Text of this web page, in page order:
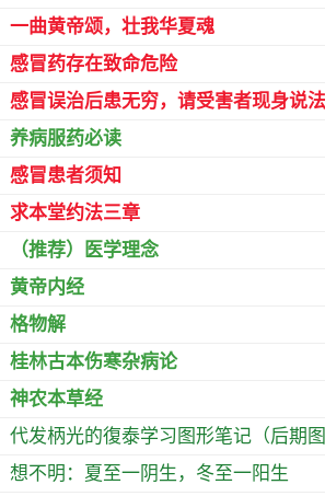
一曲黄帝颂，壮我华夏魂
感冒药存在致命危险
感冒误治后患无穷，请受害者现身说法
养病服药必读
感冒患者须知
求本堂约法三章
（推荐）医学理念
黄帝内经
格物解
桂林古本伤寒杂病论
神农本草经
代发柄光的復泰学习图形笔记（后期
想不明：夏至一阴生，冬至一阳生